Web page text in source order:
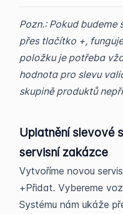
Pozn.: Pokud
přes tlačítko +,
položku je potřeba
hodnota pro slevu
skupině produktů
Uplatnění slevové
servisní zakázce
Vytvoříme novou
+Přidat. Vybereme
Systému nám ukáže